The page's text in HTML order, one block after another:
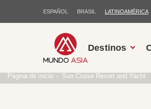
ESPAÑOL BRASIL LATINOAMÉRICA
Destinos
Página de inicio Sun Cruise Resort and Yacht